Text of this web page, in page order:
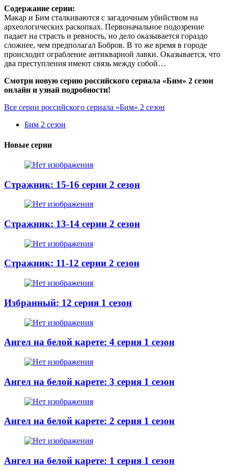
Содержание серии:
Макар и Бим сталкиваются с загадочным убийством на
археологических раскопках. Первоначальное подозрение
падает на страсть и ревность, но дело оказывается гораздо
сложнее, чем предполагал Бобров. В то же время в городе
происходит ограбление антикварной лавки. Оказывается, что
два преступления имеют связь между собой…
Смотри новую серию российского сериала «Бим» 2 сезон
онлайн и узнай подробности!
Все серии российского сериала «Бим» 2 сезон
Бим 2 сезон
Новые серии
Стражник: 15-16 серии 2 сезон
Стражник: 13-14 серии 2 сезон
Стражник: 11-12 серии 2 сезон
Избранный: 12 серия 1 сезон
Ангел на белой карете: 4 серия 1 сезон
Ангел на белой карете: 3 серия 1 сезон
Ангел на белой карете: 2 серия 1 сезон
Ангел на белой карете: 1 серия 1 сезон